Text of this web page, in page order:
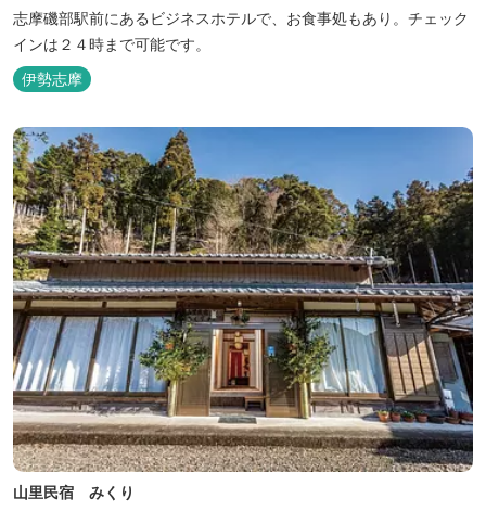
志摩磯部駅前にあるビジネスホテルで、お食事処もあり。チェック
インは２４時まで可能です。
伊勢志摩
山里民宿 みくり